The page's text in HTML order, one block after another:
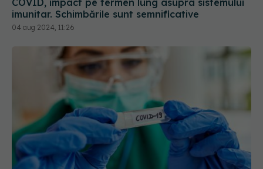
JN.1, noua tulpină COVID. Se răspândește rapid.
Ce se știe despre aceasta
22 dec 2023, 20:57